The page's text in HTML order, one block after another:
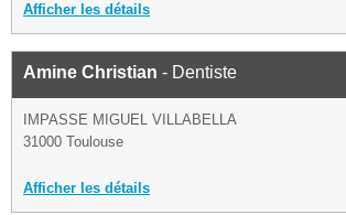
Afficher les détails
Amine Christian - Dentiste
IMPASSE MIGUEL VILLABELLA
31000 Toulouse
Afficher les détails